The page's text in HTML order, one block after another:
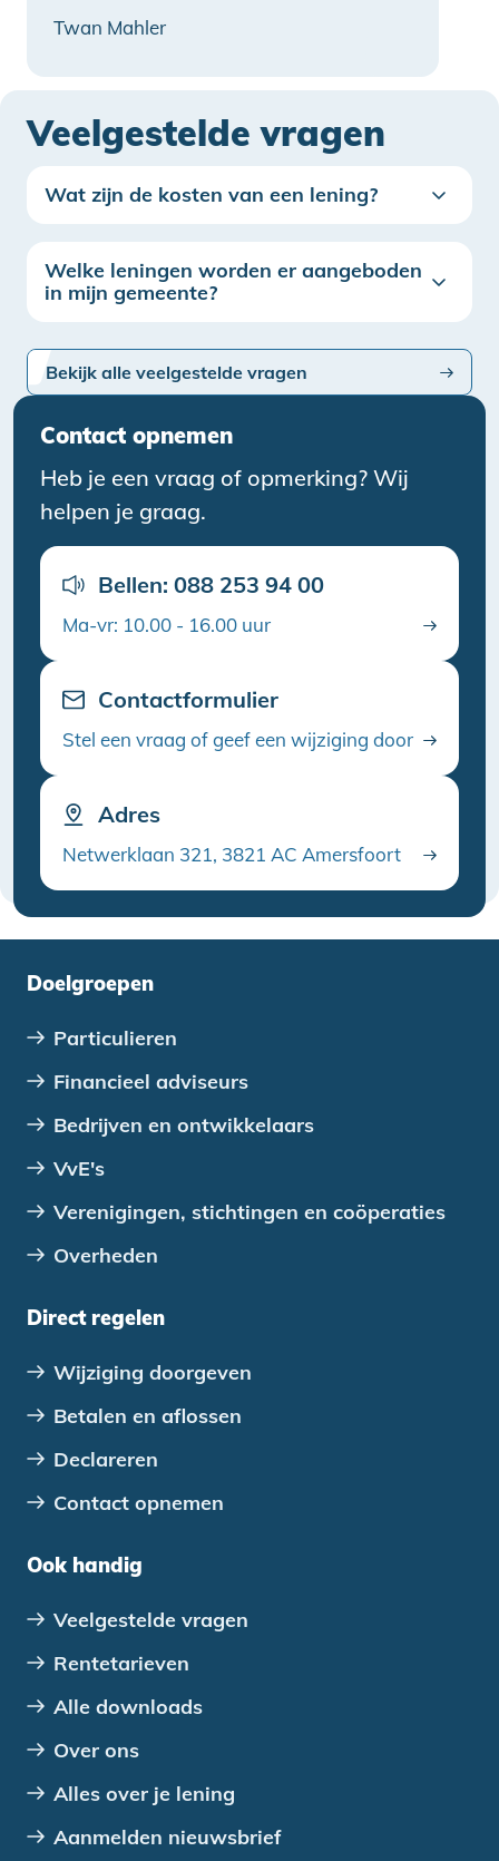
Twan Mahler
Veelgestelde vragen
Wat zijn de kosten van een lening?
Welke leningen worden er aangeboden
in mijn gemeente?
Bekijk alle veelgestelde vragen
Contact opnemen
Heb je een vraag of opmerking? Wij
helpen je graag.
Bellen: 088 253 94 00
Ma-vr: 10.00 - 16.00 uur
Contactformulier
Stel een vraag of geef een wijziging door
Adres
Netwerklaan 321, 3821 AC Amersfoort
Doelgroepen
Particulieren
Financieel adviseurs
Bedrijven en ontwikkelaars
VvE's
Verenigingen, stichtingen en coöperaties
Overheden
Direct regelen
Wijziging doorgeven
Betalen en aflossen
Declareren
Contact opnemen
Ook handig
Veelgestelde vragen
Rentetarieven
Alle downloads
Over ons
Alles over je lening
Aanmelden nieuwsbrief